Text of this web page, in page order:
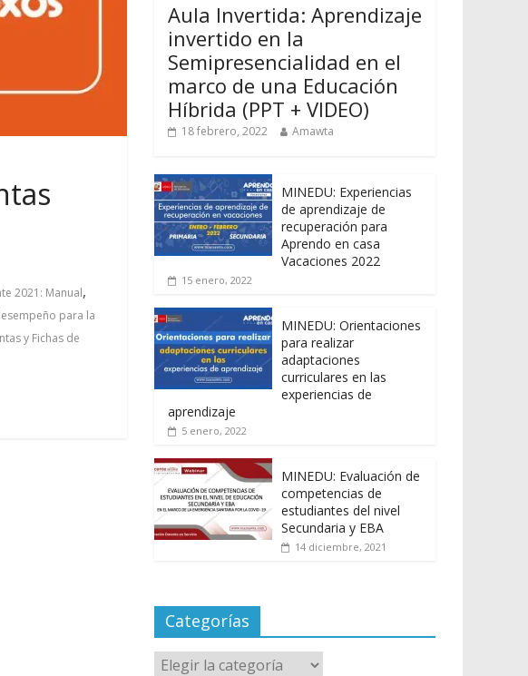
2021: Manual,
para la
y Fichas de
Aula Invertida: Aprendizaje
invertido en la
Semipresencialidad en el
marco de una Educación
Híbrida (PPT + VIDEO)
18 febrero, 2022 Amawta
MINEDU: Experiencias
de aprendizaje de
recuperación para
Aprendo en casa
Vacaciones 2022
15 enero, 2022
MINEDU: Orientaciones
para realizar
adaptaciones
curriculares en las
experiencias de
aprendizaje
5 enero, 2022
MINEDU: Evaluación de
competencias de
estudiantes del nivel
Secundaria y EBA
14 diciembre, 2021
Categorías
Categorías